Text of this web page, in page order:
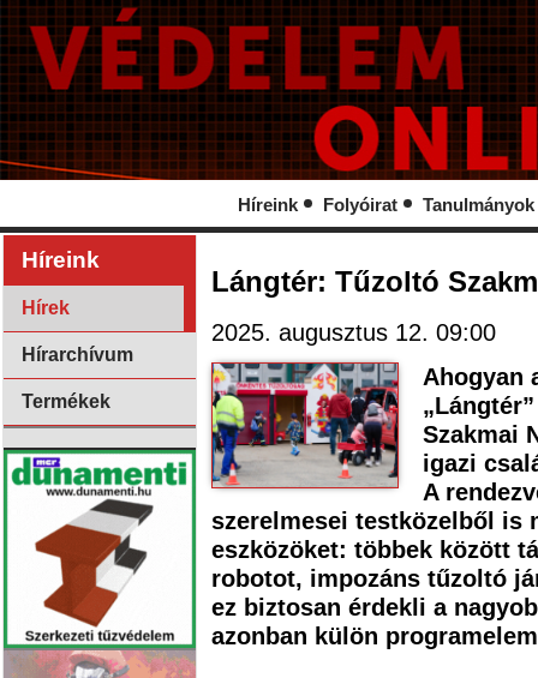
Híreink Folyóirat Tanulmányok
Híreink
Hírek
Hírarchívum
Termékek
Lángtér: Tűzoltó
2025. augusztus 12. 09:00
Ahogyan
Szakmai
igazi
A
szerelmesei testközelből is
eszközöket: többek között
robotot, impozáns tűzoltó
ez biztosan érdekli a
azonban külön